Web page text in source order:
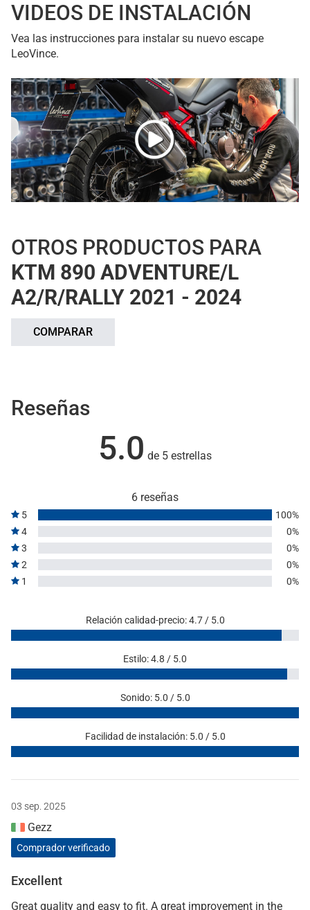
VIDEOS DE INSTALACIÓN
Vea las instrucciones para instalar su nuevo escape
LeoVince.
OTROS PRODUCTOS PARA
KTM 890 ADVENTURE/L
A2/R/RALLY 2021 - 2024
COMPARAR
Reseñas
5.0 de 5 estrellas
6 reseñas
5
100%
4
0%
3
0%
2
0%
1
0%
Relación calidad-precio: 4.7 / 5.0
Estilo: 4.8 / 5.0
Sonido: 5.0 / 5.0
Facilidad de instalación: 5.0 / 5.0
03 sep. 2025
Gezz
Comprador verificado
Excellent
Great quality and easy to fit. A great improvement in the